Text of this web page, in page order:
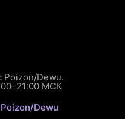
Poizon/Dewu.
МСК
Dewu